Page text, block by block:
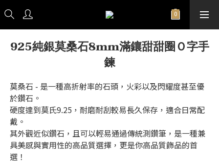
925純銀莫桑石8mm滿鑲甜甜圈Ｏ字手
鍊
莫桑石 - 是一種高折射率的石頭，火彩以及閃耀度甚至優
於鑽石。
硬度達到莫氏9.25，耐磨耐刮較易長久保存，適合日常配
戴。
其外觀近似鑽石，且可以輕易通過傳統測鑽筆，是一種兼
具美感與實用性的高品質選擇，更是你高品質飾品的首
選！